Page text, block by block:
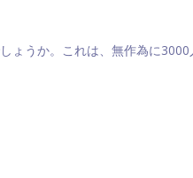
うか。これは、無作為に